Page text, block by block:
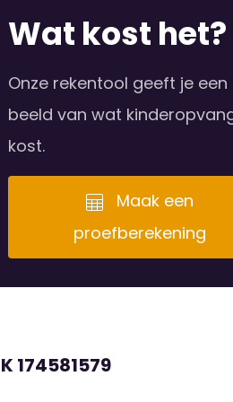
Wat kost het?
Onze rekentool geeft je een
beeld van wat
kost.
Maak een
proefberekening
174581579